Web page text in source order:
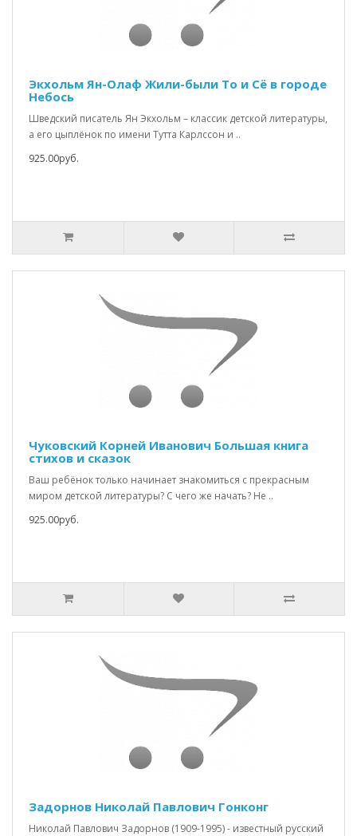
Экхольм Ян-Олаф Жили-были То и Сё в городе
Небось
Шведский писатель Ян Экхольм – классик детской литературы,
а его цыплёнок по имени Тутта Карлссон и ..
925.00руб.
Чуковский Корней Иванович Большая книга
стихов и сказок
Ваш ребёнок только начинает знакомиться с прекрасным
миром детской литературы? С чего же начать? Не ..
925.00руб.
Задорнов Николай Павлович Гонконг
Николай Павлович Задорнов (1909-1995) - известный русский